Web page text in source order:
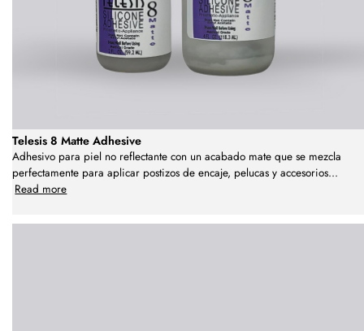
Telesis 8 Matte Adhesive
Adhesivo para piel no reflectante con un acabado mate que se mezcla
perfectamente para aplicar postizos de encaje, pelucas y accesorios...
Read more